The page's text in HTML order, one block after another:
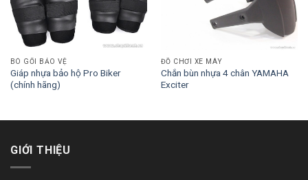
BÓ GỐI BẢO VỆ
Giáp nhựa bảo hộ Pro Biker
(chính hãng)
ĐỒ CHƠI XE MÁY
Chắn bùn nhựa 4 chân YAMAHA
Exciter
GIỚI THIỆU